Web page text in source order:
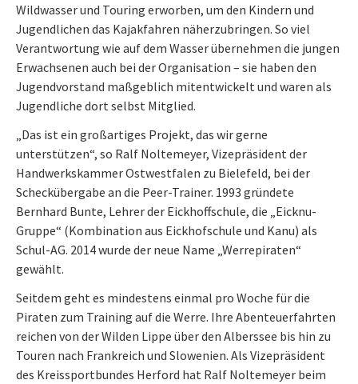
Wildwasser und Touring erworben, um den Kindern und
Jugendlichen das Kajakfahren näherzubringen. So viel
Verantwortung wie auf dem Wasser übernehmen die jungen
Erwachsenen auch bei der Organisation – sie haben den
Jugendvorstand maßgeblich mitentwickelt und waren als
Jugendliche dort selbst Mitglied.
„Das ist ein großartiges Projekt, das wir gerne
unterstützen“, so Ralf Noltemeyer, Vizepräsident der
Handwerkskammer Ostwestfalen zu Bielefeld, bei der
Scheckübergabe an die Peer-Trainer. 1993 gründete
Bernhard Bunte, Lehrer der Eickhoffschule, die „Eicknu-
Gruppe“ (Kombination aus Eickhofschule und Kanu) als
Schul-AG. 2014 wurde der neue Name „Werrepiraten“
gewählt.
Seitdem geht es mindestens einmal pro Woche für die
Piraten zum Training auf die Werre. Ihre Abenteuerfahrten
reichen von der Wilden Lippe über den Alberssee bis hin zu
Touren nach Frankreich und Slowenien. Als Vizepräsident
des Kreissportbundes Herford hat Ralf Noltemeyer beim